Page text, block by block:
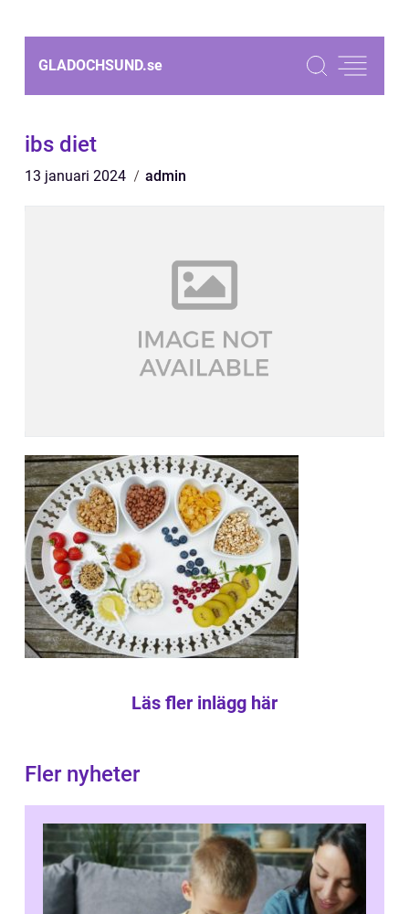
GLADOCHSUND.se
ibs diet
13 januari 2024 admin
Läs fler inlägg här
Fler nyheter